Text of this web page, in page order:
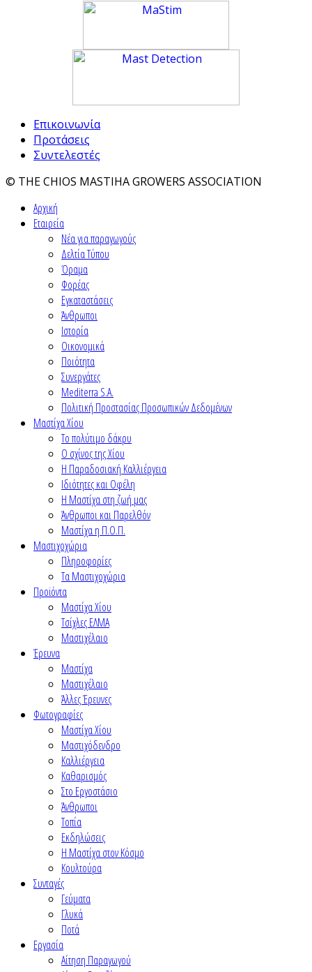
Επικοινωνία
Προτάσεις
Συντελεστές
© THE CHIOS MASTIHA GROWERS ASSOCIATION
Αρχική
Εταιρεία
Νέα για παραγωγούς
Δελτία Τύπου
Όραμα
Φορέας
Εγκαταστάσεις
Άνθρωποι
Ιστορία
Οικονομικά
Ποιότητα
Συνεργάτες
Mediterra S.A.
Πολιτική Προστασίας Προσωπικών Δεδομένων
Μαστίχα Χίου
Το πολύτιμο δάκρυ
Ο σχίνος της Χίου
Η Παραδοσιακή Καλλιέργεια
Ιδιότητες και Οφέλη
Η Μαστίχα στη ζωή μας
Άνθρωποι και Παρελθόν
Μαστίχα η Π.Ο.Π.
Μαστιχοχώρια
Πληροφορίες
Τα Μαστιχοχώρια
Προϊόντα
Μαστίχα Χίου
Τσίχλες ΕΛΜΑ
Μαστιχέλαιο
Έρευνα
Μαστίχα
Μαστιχέλαιο
Άλλες Έρευνες
Φωτογραφίες
Μαστίχα Χίου
Μαστιχόδενδρο
Καλλιέργεια
Καθαρισμός
Στο Εργοστάσιο
Άνθρωποι
Τοπία
Εκδηλώσεις
Η Μαστίχα στον Κόσμο
Κουλτούρα
Συνταγές
Γεύματα
Γλυκά
Ποτά
Εργασία
Αίτηση Παραγωγού